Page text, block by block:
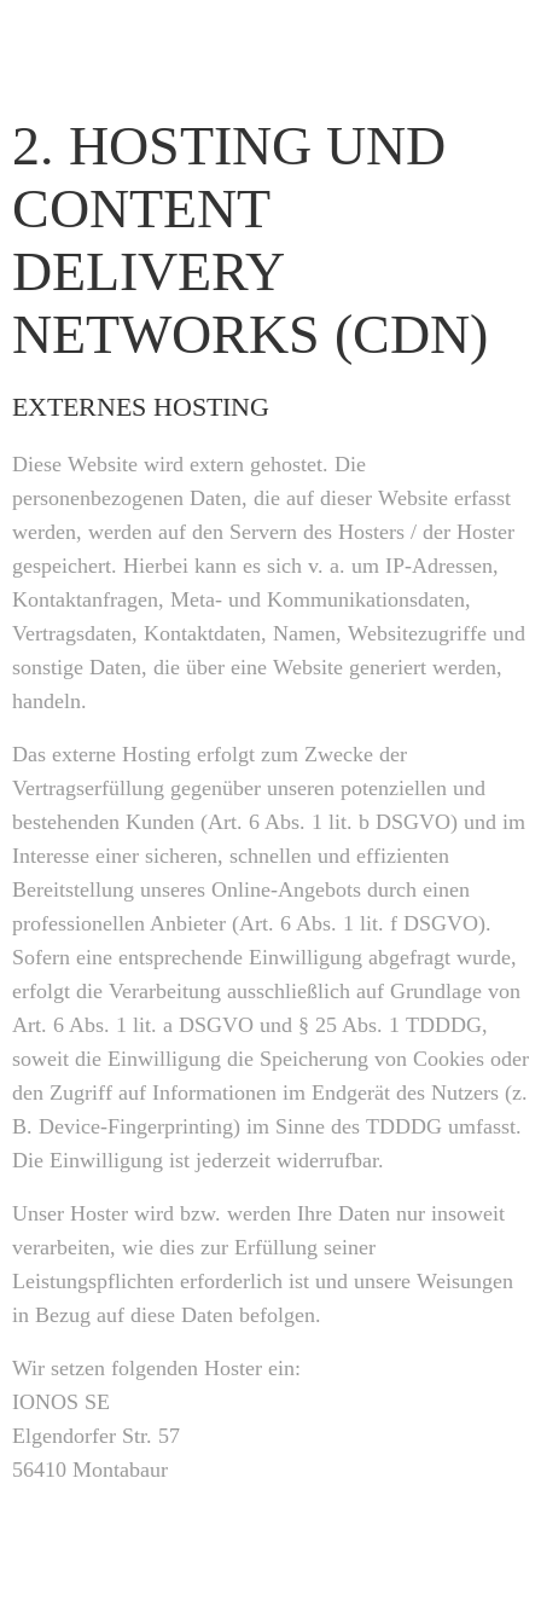
2. HOSTING UND
CONTENT
DELIVERY
NETWORKS (CDN)
EXTERNES HOSTING
Diese Website wird extern gehostet. Die
personenbezogenen Daten, die auf dieser Website erfasst
werden, werden auf den Servern des Hosters / der Hoster
gespeichert. Hierbei kann es sich v. a. um IP-Adressen,
Kontaktanfragen, Meta- und Kommunikationsdaten,
Vertragsdaten, Kontaktdaten, Namen, Websitezugriffe und
sonstige Daten, die über eine Website generiert werden,
handeln.
Das externe Hosting erfolgt zum Zwecke der
Vertragserfüllung gegenüber unseren potenziellen und
bestehenden Kunden (Art. 6 Abs. 1 lit. b DSGVO) und im
Interesse einer sicheren, schnellen und effizienten
Bereitstellung unseres Online-Angebots durch einen
professionellen Anbieter (Art. 6 Abs. 1 lit. f DSGVO).
Sofern eine entsprechende Einwilligung abgefragt wurde,
erfolgt die Verarbeitung ausschließlich auf Grundlage von
Art. 6 Abs. 1 lit. a DSGVO und § 25 Abs. 1 TDDDG,
soweit die Einwilligung die Speicherung von Cookies oder
den Zugriff auf Informationen im Endgerät des Nutzers (z.
B. Device-Fingerprinting) im Sinne des TDDDG umfasst.
Die Einwilligung ist jederzeit widerrufbar.
Unser Hoster wird bzw. werden Ihre Daten nur insoweit
verarbeiten, wie dies zur Erfüllung seiner
Leistungspflichten erforderlich ist und unsere Weisungen
in Bezug auf diese Daten befolgen.
Wir setzen folgenden Hoster ein:
IONOS SE
Elgendorfer Str. 57
56410 Montabaur